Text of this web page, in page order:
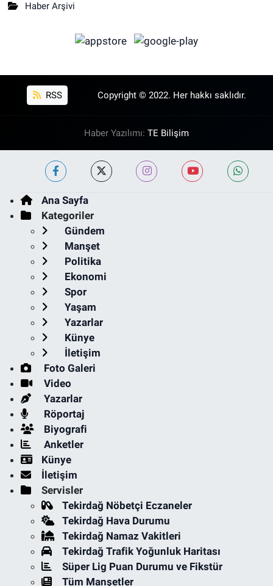
Haber Arşivi
RSS Copyright © 2022. Her hakkı saklıdır.
Haber Yazılımı: TE Bilişim
Ana Sayfa
Kategoriler
Gündem
Manşet
Politika
Ekonomi
Spor
Yaşam
Yazarlar
Künye
İletişim
Foto Galeri
Video
Yazarlar
Röportaj
Biyografi
Anketler
Künye
İletişim
Servisler
Tekirdağ Nöbetçi Eczaneler
Tekirdağ Hava Durumu
Tekirdağ Namaz Vakitleri
Tekirdağ Trafik Yoğunluk Haritası
Süper Lig Puan Durumu ve Fikstür
Tüm Manşetler